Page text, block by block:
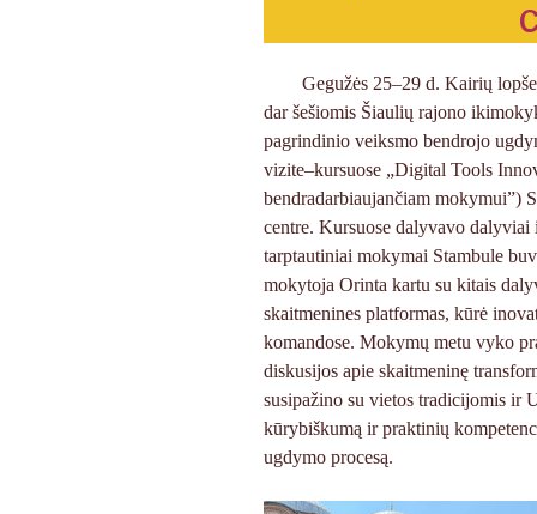
Gegužės 25–29 d. Kairių
dar šešiomis Šiaulių rajono
pagrindinio veiksmo bendrojo
vizite–kursuose „Digital Tools
bendradarbiaujančiam mokymui”)
centre. Kursuose dalyvavo
tarptautiniai mokymai Stambule
mokytoja Orinta kartu su kitais
skaitmenines platformas, kūrė
komandose. Mokymų metu vyko
diskusijos apie skaitmeninę
susipažino su vietos tradicijomis ir
kūrybiškumą ir praktinių
ugdymo procesą.